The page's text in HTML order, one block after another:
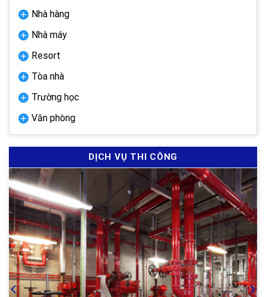
Nhà hàng
Nhà máy
Resort
Tòa nhà
Trường học
Văn phòng
DỊCH VỤ THI CÔNG